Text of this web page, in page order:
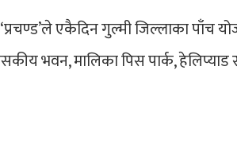
एकैदिन गुल्मी जिल्लाका पाँच
भवन, मालिका पिस पार्क, हेलिप्याड